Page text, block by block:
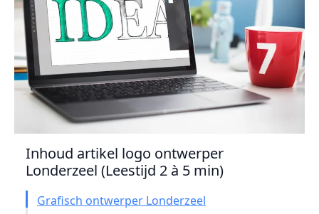
Inhoud artikel logo ontwerper
Londerzeel (Leestijd 2 à 5 min)
Grafisch ontwerper Londerzeel